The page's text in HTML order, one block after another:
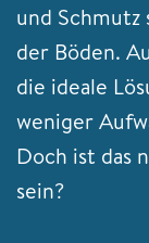
und Schmutz
der Böden.
die ideale
weniger
Doch ist das
sein?